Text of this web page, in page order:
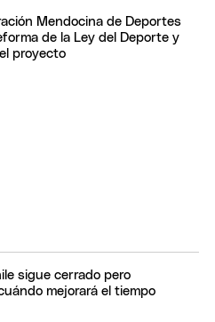
Mendocina de Deportes
de la Ley del Deporte y
proyecto
sigue cerrado pero
mejorará el tiempo